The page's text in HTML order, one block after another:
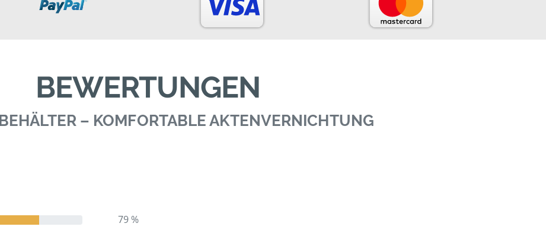
BEWERTUNGEN
– KOMFORTABLE AKTENVERNICHTUNG
79 %